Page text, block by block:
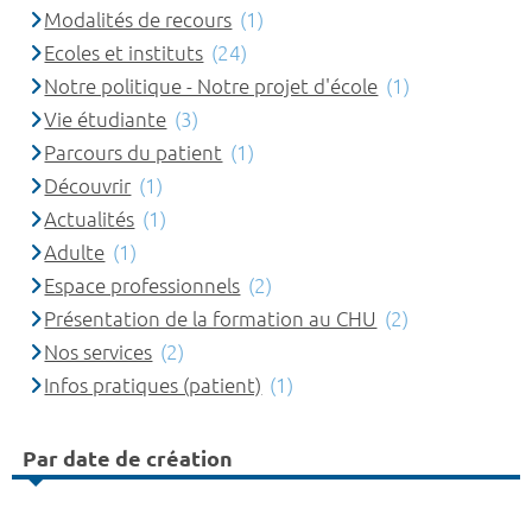
Modalités de recours (1)
Ecoles et instituts (24)
Notre politique - Notre projet d'école (1)
Vie étudiante (3)
Parcours du patient (1)
Découvrir (1)
Actualités (1)
Adulte (1)
Espace professionnels (2)
Présentation de la formation au CHU (2)
Nos services (2)
Infos pratiques (patient) (1)
Par date de création